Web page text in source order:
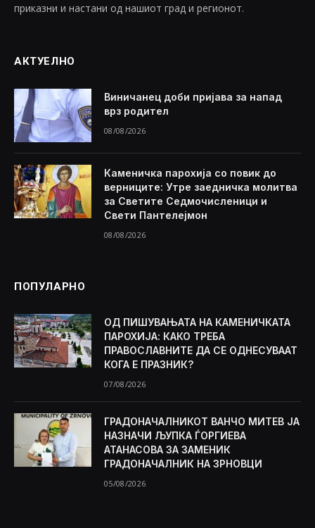
приказни и настани од нашиот град и регионот.
АКТУЕЛНО
Виничанец доби пријава за напад
врз родител
08/08/2026
Каменичка парохија со повик до
верниците: Утре заедничка молитва
за Светите Седмочисленици и
Свети Пантелејмон
08/08/2026
ПОПУЛАРНО
ОД ПИШУВАЊАТА НА КАМЕНИЧКАТА
ПАРОХИЈА: КАКО ТРЕБА
ПРАВОСЛАВНИТЕ ДА СЕ ОДНЕСУВААТ
КОГА Е ПРАЗНИК?
07/08/2026
ГРАДОНАЧАЛНИКОТ ВАНЧО МИТЕВ ЈА
НАЗНАЧИ ЉУПКА ЃОРГИЕВА
АТАНАСОВА ЗА ЗАМЕНИК
ГРАДОНАЧАЛНИК НА ЗРНОВЦИ
05/08/2026